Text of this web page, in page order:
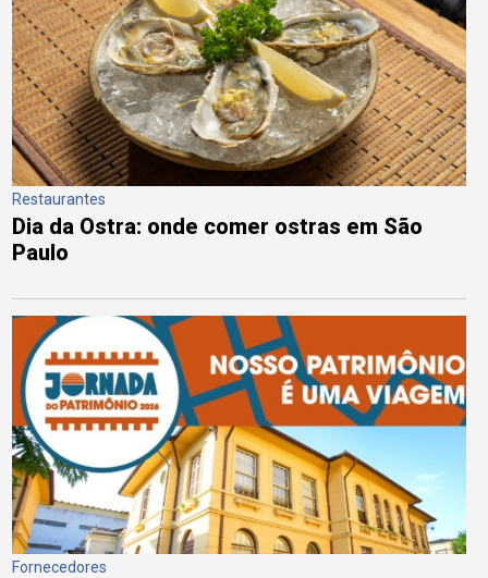
Restaurantes
Dia da Ostra: onde comer ostras em São
Paulo
Fornecedores